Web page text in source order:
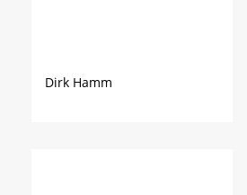
Dirk Hamm